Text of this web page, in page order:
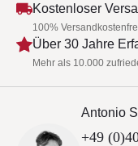
Kostenloser
100%
Über 30 Jahre
Mehr als 10.000
Antonio
+49